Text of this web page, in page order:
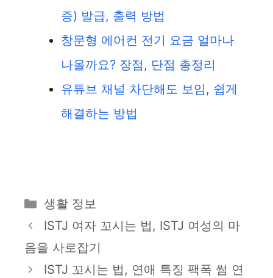
증) 발급, 출력 방법
창문형 에어컨 전기 요금 얼마나
나올까요? 장점, 단점 총정리
유튜브 채널 차단해도 보임, 쉽게
해결하는 방법
카
테
리
생활 정보
ISTJ 여자 꼬시는 법, ISTJ 여성의 마
음을 사로잡기
ISTJ 꼬시는 법, 연애 특징 팩폭 썸 연